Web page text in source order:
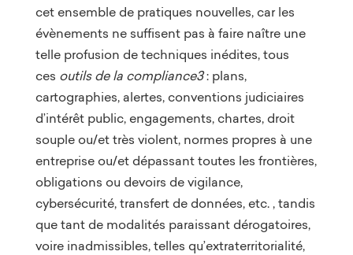
cet ensemble de pratiques nouvelles, car les
évènements ne suffisent pas à faire naître une
telle profusion de techniques inédites, tous
ces outils de la compliance3: plans,
cartographies, alertes, conventions judiciaires
d’intérêt public, engagements, chartes, droit
souple ou/et très violent, normes propres à une
entreprise ou/et dépassant toutes les frontières,
obligations ou devoirs de vigilance,
cybersécurité, transfert de données, etc. , tandis
que tant de modalités paraissant dérogatoires,
voire inadmissibles, telles qu’extraterritorialité,